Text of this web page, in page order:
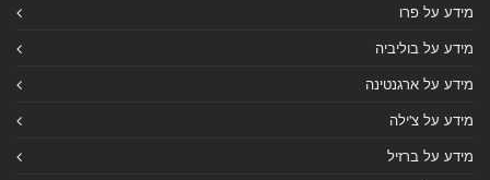
מידע על פרו
מידע על בוליביה
מידע על ארגנטינה
מידע על צ'ילה
מידע על ברזיל